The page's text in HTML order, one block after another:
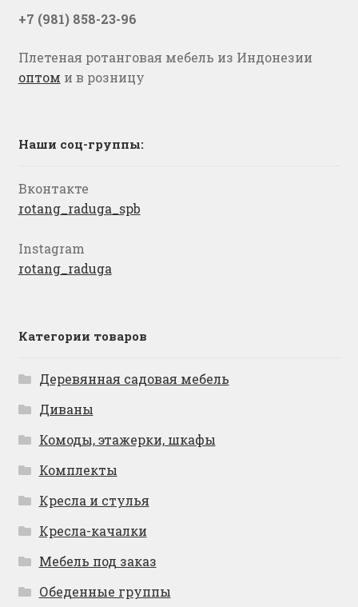
+7 (981) 858-23-96
Плетеная ротанговая мебель из Индонезии
оптом и в розницу
Наши соц-группы:
Вконтакте
rotang_raduga_spb
Instagram
rotang_raduga
Категории товаров
Деревянная садовая мебель
Диваны
Комоды, этажерки, шкафы
Комплекты
Кресла и стулья
Кресла-качалки
Мебель под заказ
Обеденные группы